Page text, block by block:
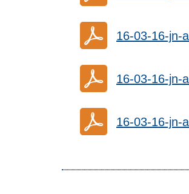
16-03-16-jn-
16-03-16-jn-
16-03-16-jn-